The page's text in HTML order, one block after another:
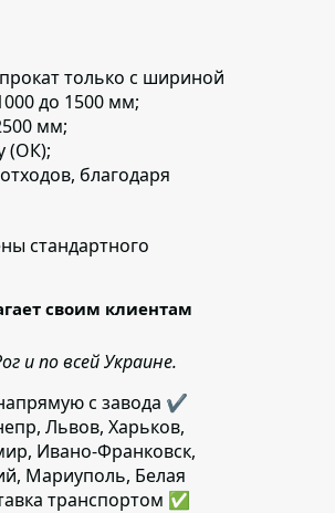
только с шириной
до 1500 мм;
мм;
(ОК);
благодаря
стандартного
своим клиентам
и по всей Украине.
с завода ✔️
Львов, Харьков,
Ивано-Франковск,
Мариуполь, Белая
транспортом ✅